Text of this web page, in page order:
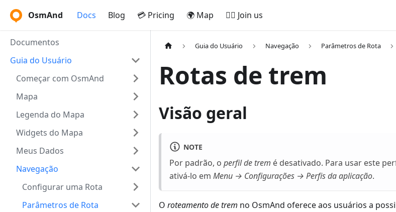
OsmAnd Docs Blog 💳 Pricing 🌍 Map 🚵‍♂️ Join us
Documentos
Guia do Usuário
Começar com OsmAnd
Mapa
Legenda do Mapa
Widgets do Mapa
Meus Dados
Navegação
Configurar uma Rota
Parâmetros de Rota
Guia do Usuário Navegação Parâmetros de Rota
Rotas de trem
Visão geral
NOTE
Por padrão, o perfil de trem é desativado. Para usar este
ativá-lo em Menu → Configurações → Perfis da aplicação.
O roteamento de trem no OsmAnd oferece aos usuários a